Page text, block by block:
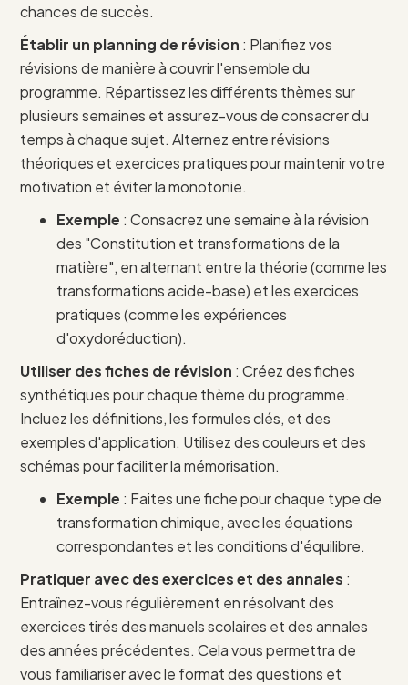
chances de succès.
Établir un planning de révision : Planifiez vos
révisions de manière à couvrir l'ensemble du
programme. Répartissez les différents thèmes sur
plusieurs semaines et assurez-vous de consacrer du
temps à chaque sujet. Alternez entre révisions
théoriques et exercices pratiques pour maintenir votre
motivation et éviter la monotonie.
Exemple : Consacrez une semaine à la révision
des "Constitution et transformations de la
matière", en alternant entre la théorie (comme les
transformations acide-base) et les exercices
pratiques (comme les expériences
d'oxydoréduction).
Utiliser des fiches de révision : Créez des fiches
synthétiques pour chaque thème du programme.
Incluez les définitions, les formules clés, et des
exemples d'application. Utilisez des couleurs et des
schémas pour faciliter la mémorisation.
Exemple : Faites une fiche pour chaque type de
transformation chimique, avec les équations
correspondantes et les conditions d'équilibre.
Pratiquer avec des exercices et des annales :
Entraînez-vous régulièrement en résolvant des
exercices tirés des manuels scolaires et des annales
des années précédentes. Cela vous permettra de
vous familiariser avec le format des questions et